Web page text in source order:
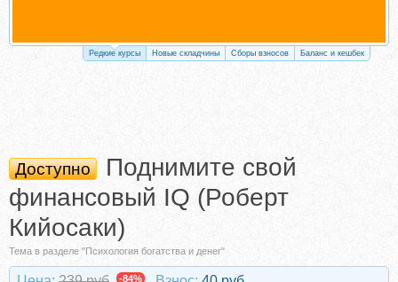
Редкие курсы Новые складчины Сборы взносов Баланс и кешбек
Доступно
Поднимите свой
финансовый IQ (Роберт
Кийосаки)
Тема в разделе "Психология богатства и денег"
-84%